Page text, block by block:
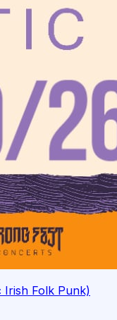
Irish Folk Punk)